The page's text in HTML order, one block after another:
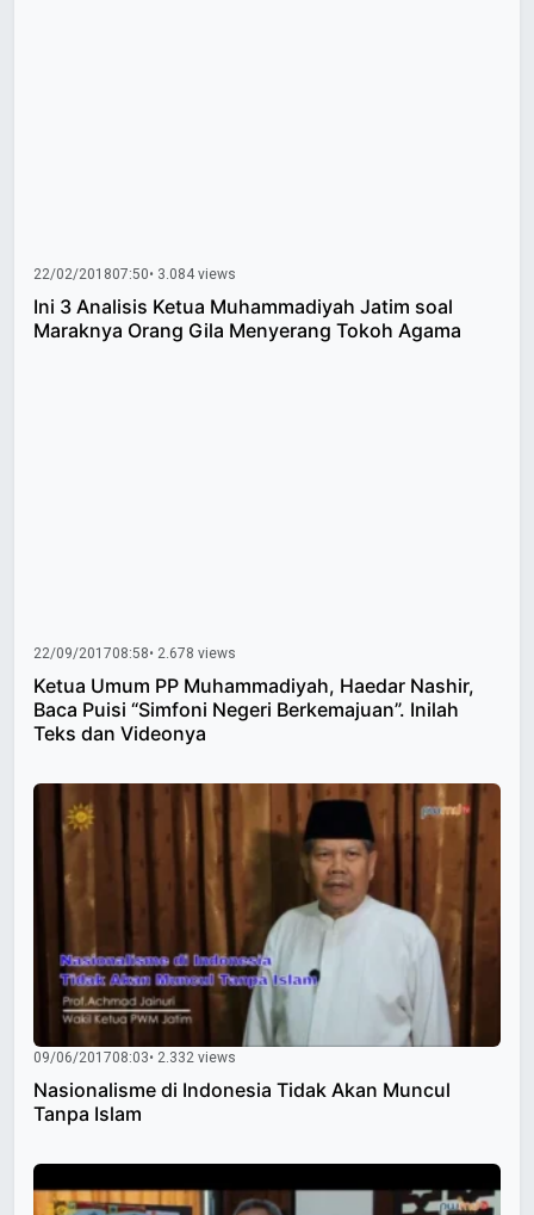
22/02/201807:50• 3.084 views
Ini 3 Analisis Ketua Muhammadiyah Jatim soal
Maraknya Orang Gila Menyerang Tokoh Agama
22/09/201708:58• 2.678 views
Ketua Umum PP Muhammadiyah, Haedar Nashir,
Baca Puisi “Simfoni Negeri Berkemajuan”. Inilah
Teks dan Videonya
09/06/201708:03• 2.332 views
Nasionalisme di Indonesia Tidak Akan Muncul
Tanpa Islam